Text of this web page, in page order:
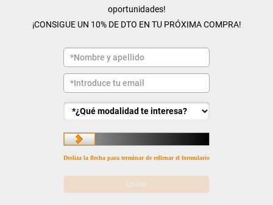
oportunidades!
¡CONSIGUE UN 10% DE DTO EN TU PRÓXIMA COMPRA!
Desliza la flecha para terminar de rellenar el formulario